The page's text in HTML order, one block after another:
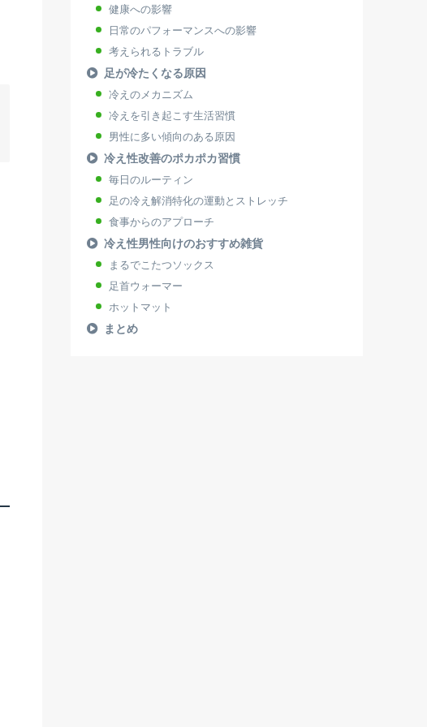
健康への影響
日常のパフォーマンスへの影響
考えられるトラブル
足が冷たくなる原因
冷えのメカニズム
冷えを引き起こす生活習慣
男性に多い傾向のある原因
冷え性改善のポカポカ習慣
毎日のルーティン
足の冷え解消特化の運動とストレッチ
食事からのアプローチ
冷え性男性向けのおすすめ雑貨
まるでこたつソックス
足首ウォーマー
ホットマット
まとめ